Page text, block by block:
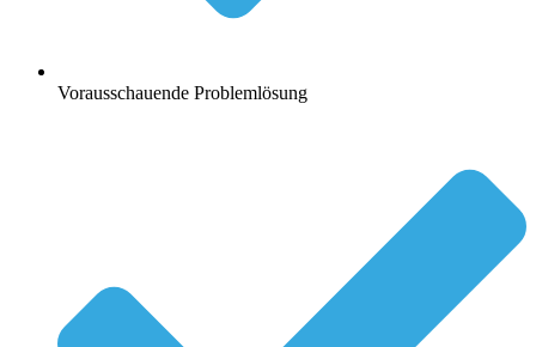
Vorausschauende Problemlösung